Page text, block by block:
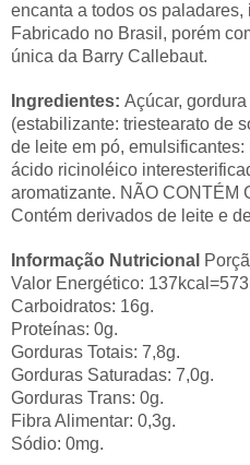
encanta a todos os
Fabricado no Brasil, porém
única da Barry Callebaut.
Ingredientes: Açúcar,
(estabilizante: triestearato de
de leite em pó,
ácido ricinoléico
aromatizante. NÃO CONTÉM
Contém derivados de leite e
Informação Nutricional
Valor Energético:
Carboidratos: 16g.
Proteínas: 0g.
Gorduras Totais: 7,8g.
Gorduras Saturadas: 7,0g.
Gorduras Trans: 0g.
Fibra Alimentar: 0,3g.
Sódio: 0mg.